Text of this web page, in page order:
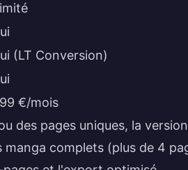
(LT Conversion)
€/mois
des pages uniques, la
complets (plus de 4